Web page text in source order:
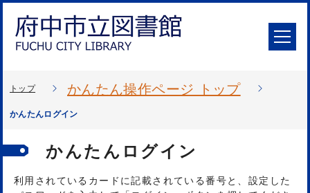
トップ かんたん操作ページ トップ
かんたんログイン
かんたんログイン
利用されているカードに記載されている番号と、設定した